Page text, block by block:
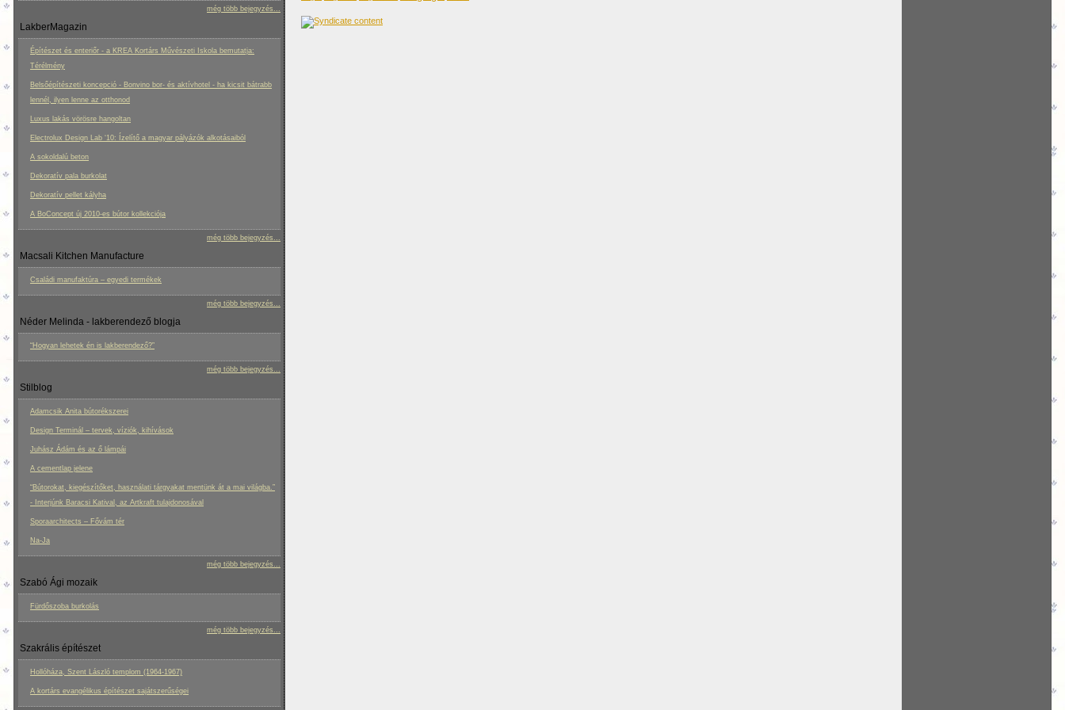
még több bejegyzés...
LakberMagazin
Építészet és enteriőr - a KREA Kortárs Művészeti Iskola bemutatja:
Térélmény
Belsőépítészeti koncepció - Bonvino bor- és aktívhotel - ha kicsit bátrabb
lennél, ilyen lenne az otthonod
Luxus lakás vörösre hangoltan
Electrolux Design Lab ‘10: Ízelítő a magyar pályázók alkotásaiból
A sokoldalú beton
Dekoratív pala burkolat
Dekoratív pellet kályha
A BoConcept új 2010-es bútor kollekciója
még több bejegyzés...
Macsali Kitchen Manufacture
Családi manufaktúra – egyedi termékek
még több bejegyzés...
Néder Melinda - lakberendező blogja
“Hogyan lehetek én is lakberendező?”
még több bejegyzés...
Stilblog
Adamcsik Anita bútorékszerei
Design Terminál – tervek, víziók, kihívások
Juhász Ádám és az ő lámpái
A cementlap jelene
“Bútorokat, kiegészítőket, használati tárgyakat mentünk át a mai világba.”
- Interjúnk Baracsi Katival, az Artkraft tulajdonosával
Sporaarchitects – Fővám tér
Na-Ja
még több bejegyzés...
Szabó Ági mozaik
Fürdőszoba burkolás
még több bejegyzés...
Szakrális építészet
Hollóháza, Szent László templom (1964-1967)
A kortárs evangélikus építészet sajátszerűségei